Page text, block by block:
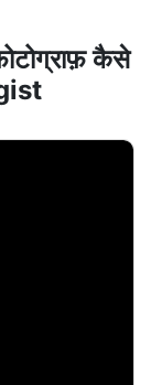
कैसे